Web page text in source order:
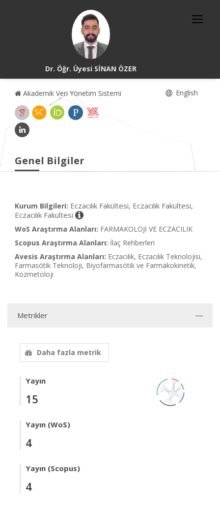
Dr. Öğr. Üyesi SİNAN ÖZER
Akademik Veri Yönetim Sistemi English
Genel Bilgiler
Kurum Bilgileri: Eczacılık Fakültesi, Eczacılık Fakültesi,
Eczacılık Fakültesi
WoS Araştırma Alanları: FARMAKOLOJİ VE ECZACILIK
Scopus Araştırma Alanları: İlaç Rehberleri
Avesis Araştırma Alanları: Eczacılık, Eczacılık Teknolojisi,
Farmasötik Teknoloji, Biyofarmasötik ve Farmakokinetik,
Kozmetoloji
Metrikler
Daha fazla metrik
Yayın
15
Yayın (WoS)
4
Yayın (Scopus)
4